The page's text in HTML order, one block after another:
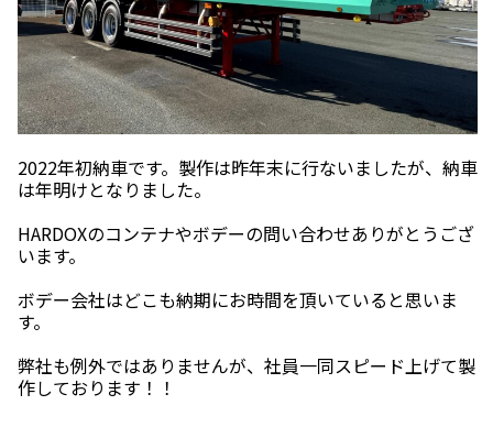
2022年初納車です。製作は昨年末に行ないましたが、納車
は年明けとなりました。
HARDOXのコンテナやボデーの問い合わせありがとうござ
います。
ボデー会社はどこも納期にお時間を頂いていると思いま
す。
弊社も例外ではありませんが、社員一同スピード上げて製
作しております！！